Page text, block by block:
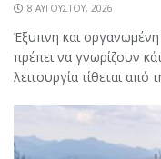
8 ΑΥΓΟΎΣΤΟΥ, 2026
Έξυπνη και οργανωμένη
πρέπει να γνωρίζουν
λειτουργία τίθεται από